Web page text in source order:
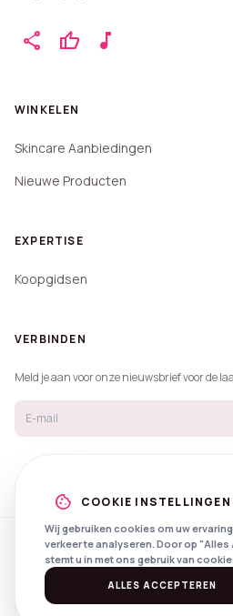
share thumb_up music_note
WINKELEN
Skincare Aanbiedingen
Nieuwe Producten
EXPERTISE
Koopgidsen
VERBINDEN
Meld je aan voor onze nieuwsbrief voor de
© 2026
Created with
by
SpotlightsPrivacy
cookie COOKIE INSTELLINGEN
Wij gebruiken cookies om uw
verkeer te analyseren. Door op
stemt u in met ons gebruik van
ALLES ACCEPTEREN